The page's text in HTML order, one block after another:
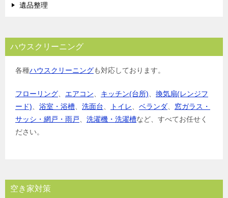
遺品整理
ハウスクリーニング
各種ハウスクリーニングも対応しております。
フローリング エアコン キッチン(台所)
換気扇(レンジフ
ード)
浴室・浴槽 洗面台 トイレ ベランダ
窓ガラス・
サッシ・網戸・雨戸
洗濯機・洗濯槽など、すべてお任せく
ださい。
空き家対策